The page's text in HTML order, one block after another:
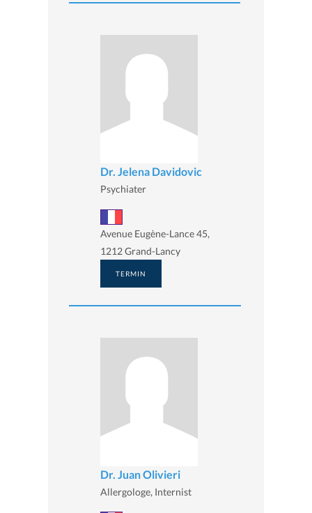
Dr. Jelena Davidovic
Psychiater
Avenue Eugène-Lance 45,
1212 Grand-Lancy
TERMIN
Dr. Juan Olivieri
Allergologe, Internist